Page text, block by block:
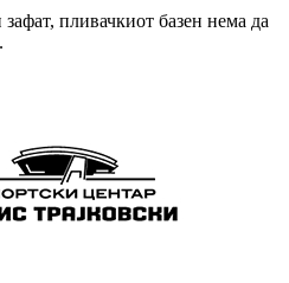
пливачкиот базен нема да